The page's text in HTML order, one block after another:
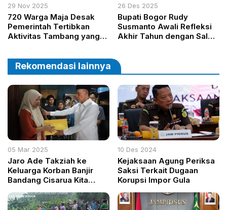
29 Nov 2025
720 Warga Maja Desak
Pemerintah Tertibkan
Aktivitas Tambang yang
26 Des 2025
Bupati Bogor Rudy
Susmanto Awali Refleksi
Akhir Tahun dengan Salat
Rekomendasi lainnya
05 Mar 2025
Jaro Ade Takziah ke
Keluarga Korban Banjir
Bandang Cisarua Kita
10 Des 2024
Kejaksaan Agung Periksa
Saksi Terkait Dugaan
Korupsi Impor Gula